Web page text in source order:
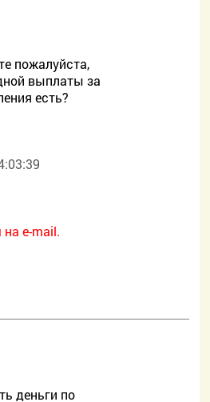
пожалуйста,
выплаты за
есть?
e-mail.
деньги по